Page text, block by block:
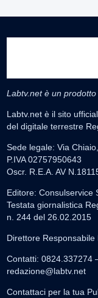
Labtv.net è un prodotto
Labtv.net è il sito
del digitale terrestre
Sede legale: Via
P.IVA 02757950643
Oscr. R.E.A. AV
Editore: Consulservice
Testata giornalistica
n. 244 del 26.02.2015
Direttore Responsabile
Contatti: 0824.337274
redazione@labtv.net
Contattaci per la tua